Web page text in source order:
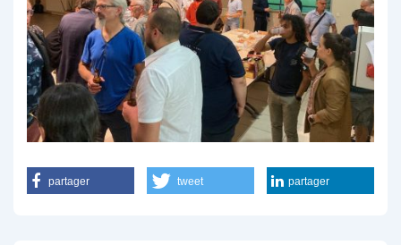
partager tweet partager